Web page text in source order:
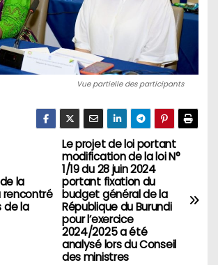
des participants
Le projet de loi portant
modification de la loi N°
1/19 du 28 juin 2024
portant fixation du
budget général de la
République du Burundi
pour l’exercice
2024/2025 a été
analysé lors du Conseil
des ministres
la
rencontré
de la